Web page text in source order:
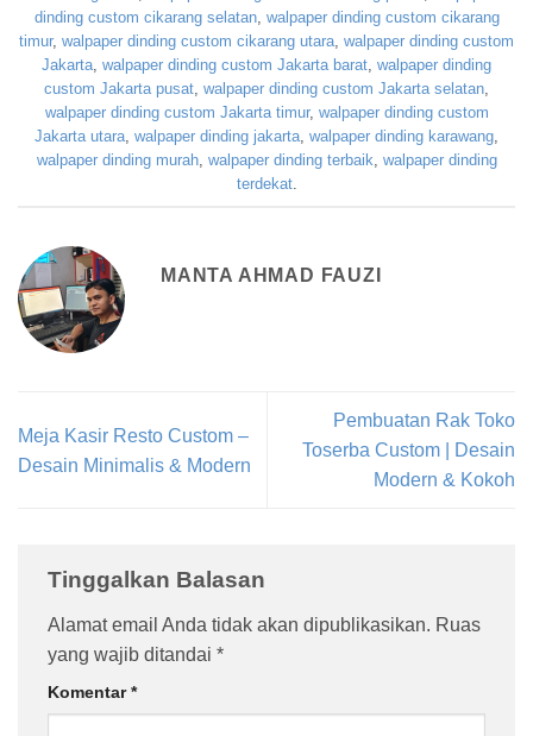
dinding custom cikarang selatan, walpaper dinding custom cikarang
timur, walpaper dinding custom cikarang utara, walpaper dinding custom
Jakarta, walpaper dinding custom Jakarta barat, walpaper dinding
custom Jakarta pusat, walpaper dinding custom Jakarta selatan,
walpaper dinding custom Jakarta timur, walpaper dinding custom
Jakarta utara, walpaper dinding jakarta, walpaper dinding karawang,
walpaper dinding murah, walpaper dinding terbaik, walpaper dinding
terdekat.
MANTA AHMAD FAUZI
Meja Kasir Resto Custom –
Desain Minimalis & Modern
Pembuatan Rak Toko
Toserba Custom | Desain
Modern & Kokoh
Tinggalkan Balasan
Alamat email Anda tidak akan dipublikasikan. Ruas
yang wajib ditandai *
Komentar*